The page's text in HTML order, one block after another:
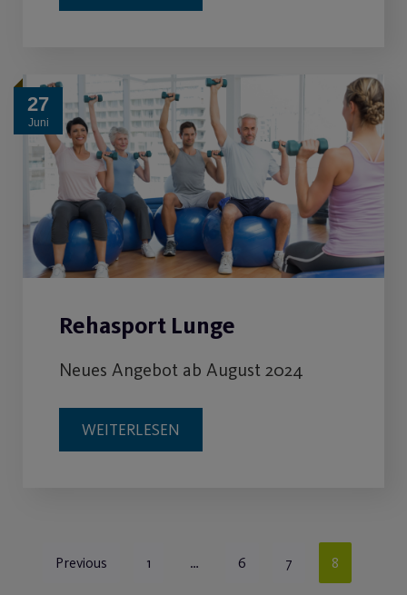
27
Juni
Rehasport Lunge
Neues Angebot ab August 2024
WEITERLESEN
Previous 1 … 6 7 8